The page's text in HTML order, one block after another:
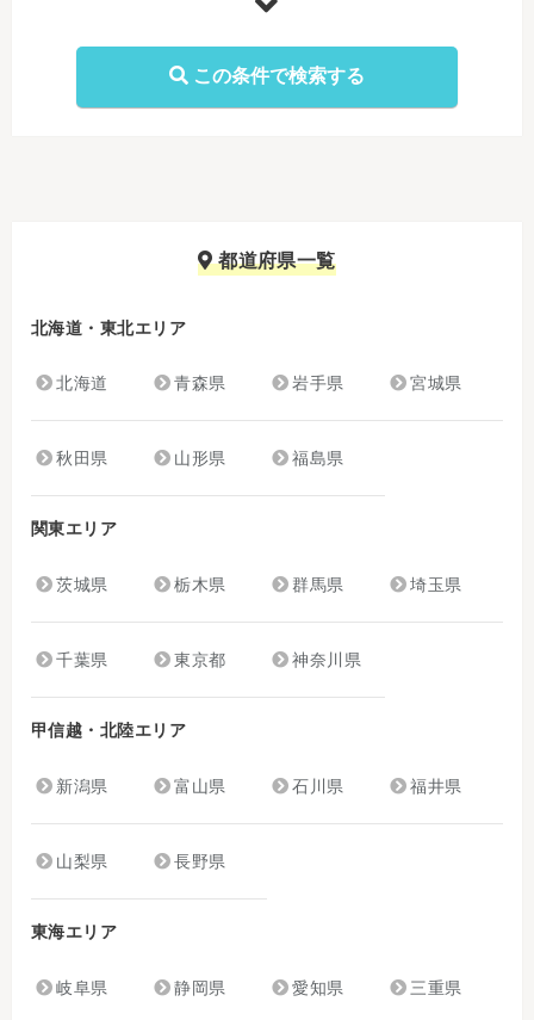
都道府県一覧
北海道・東北エリア
北海道 青森県 岩手県 宮城県
秋田県 山形県 福島県
関東エリア
茨城県 栃木県 群馬県 埼玉県
千葉県 東京都 神奈川県
甲信越・北陸エリア
新潟県 富山県 石川県 福井県
山梨県 長野県
東海エリア
岐阜県 静岡県 愛知県 三重県